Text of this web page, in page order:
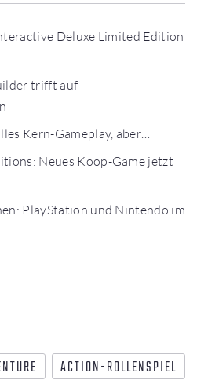
Deluxe Limited Edition
trifft auf
Kern-Gameplay, aber…
Neues Koop-Game jetzt
PlayStation und Nintendo im
ACTION-ROLLENSPIEL